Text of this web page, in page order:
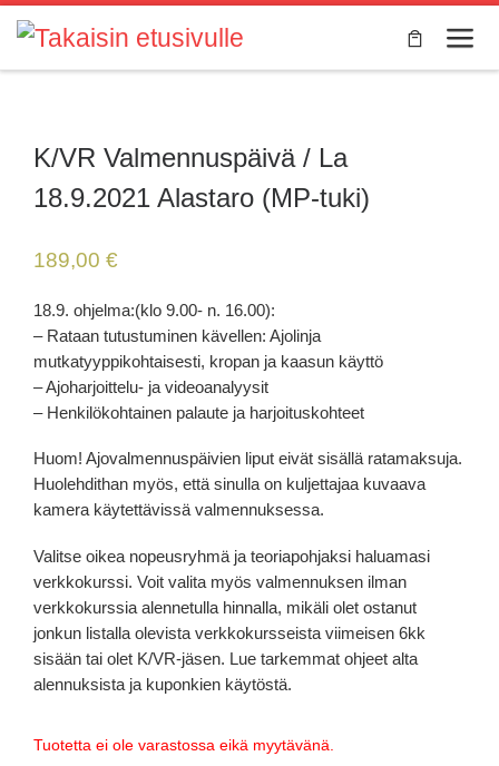
Skip to content
K/VR Valmennuspäivä / La
18.9.2021 Alastaro (MP-tuki)
189,00 €
18.9. ohjelma:(klo 9.00- n. 16.00):
– Rataan tutustuminen kävellen: Ajolinja
mutkatyyppikohtaisesti, kropan ja kaasun käyttö
– Ajoharjoittelu- ja videoanalyysit
– Henkilökohtainen palaute ja harjoituskohteet
Huom! Ajovalmennuspäivien liput eivät sisällä ratamaksuja.
Huolehdithan myös, että sinulla on kuljettajaa kuvaava
kamera käytettävissä valmennuksessa.
Valitse oikea nopeusryhmä ja teoriapohjaksi haluamasi
verkkokurssi. Voit valita myös valmennuksen ilman
verkkokurssia alennetulla hinnalla, mikäli olet ostanut
jonkun listalla olevista verkkokursseista viimeisen 6kk
sisään tai olet K/VR-jäsen. Lue tarkemmat ohjeet alta
alennuksista ja kuponkien käytöstä.
Tuotetta ei ole varastossa eikä myytävänä.